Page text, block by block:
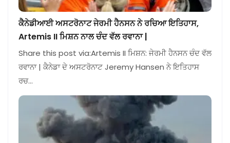
ਕੈਨੇਡੀਆਈ ਅਸਟਰੋਨਾਟ ਜੇਰਮੀ ਹੈਨਸਨ ਨੇ ਰਚਿਆ ਇਤਿਹਾਸ,
Artemis II ਮਿਸ਼ਨ ਨਾਲ ਚੰਦ ਵੱਲ ਰਵਾਨਾ |
Share this post via:Artemis II ਮਿਸ਼ਨ: ਜੇਰਮੀ ਹੈਨਸਨ ਚੰਦ ਵੱਲ
ਰਵਾਨਾ | ਕੈਨੇਡਾ ਦੇ ਅਸਟਰੋਨਾਟ Jeremy Hansen ਨੇ ਇਤਿਹਾਸ
ਰਚ…